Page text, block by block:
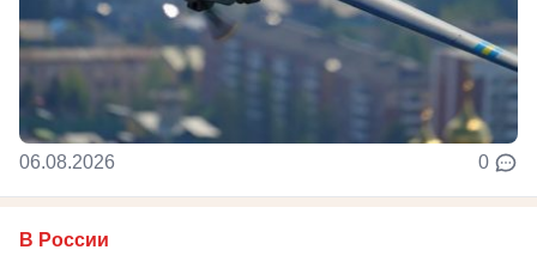
06.08.2026 0
В России